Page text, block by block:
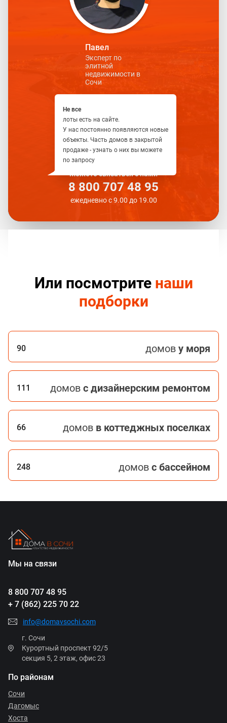
Можете связаться с нами
8 800 707 48 95
ежедневно с 9.00 до 19.00
Павел
Эксперт по
элитной
недвижимости в
Сочи
Не все
лоты есть на сайте.
У нас постоянно появляются новые
объекты. Часть домов в закрытой
продаже - узнать о них вы можете
по запросу
Или посмотрите наши
подборки
90 домов у моря
111 домов с дизайнерским ремонтом
66 домов в коттеджных поселках
248 домов с бассейном
Мы на связи
8 800 707 48 95
+ 7 (862) 225 70 22
info@domavsochi.com
г. Сочи
Курортный проспект 92/5
секция 5, 2 этаж, офис 23
По районам
Сочи
Дагомыс
Хоста